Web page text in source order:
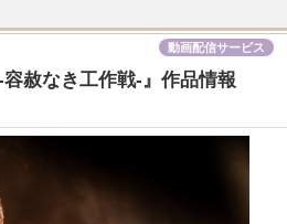
赦なき工作戦-』作品情報
動画配信サービス